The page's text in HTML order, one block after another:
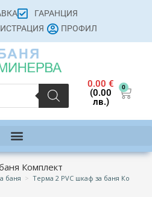
ГАРАНЦИЯ
ПРОФИЛ
0.00€
(0.00
лв.)
0
Комплект
баня > Терма 2 PVC шкаф за баня